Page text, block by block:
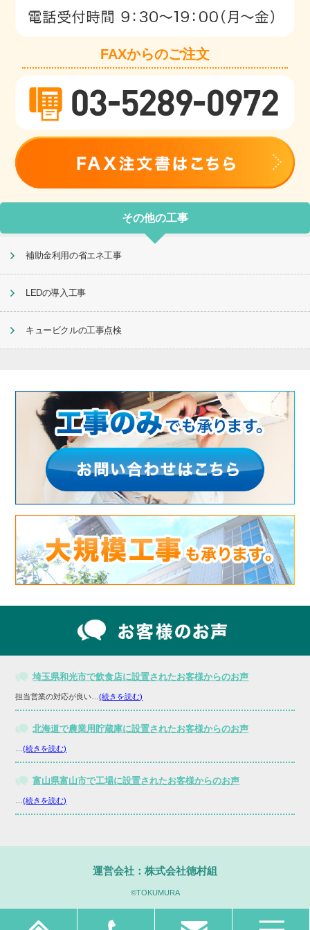
FAXからのご注文
その他の工事
補助金利用の省エネ工事
LEDの導入工事
キュービクルの工事点検
埼玉県和光市で飲食店に設置されたお客様からのお声
担当営業の対応が良い…(続きを読む)
北海道で農業用貯蔵庫に設置されたお客様からのお声
…(続きを読む)
富山県富山市で工場に設置されたお客様からのお声
…(続きを読む)
運営会社：株式会社徳村組
©TOKUMURA